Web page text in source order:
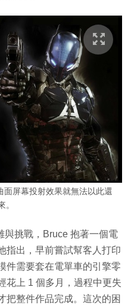
屏幕投射效果就無法以此還
。
與挑戰，Bruce 抱著一個電
指出，早前嘗試幫客人打印
件需要套在電單車的引擎零
花上 1 個多月，過程中更失
把整件作品完成。這次的困